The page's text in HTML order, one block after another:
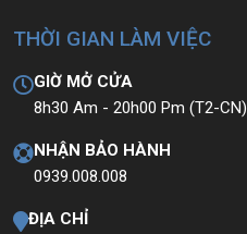
THỜI GIAN LÀM VIỆC
GIỜ MỞ CỬA
8h30 Am - 20h00 Pm (T2-CN)
NHẬN BẢO HÀNH
0939.008.008
ĐỊA CHỈ